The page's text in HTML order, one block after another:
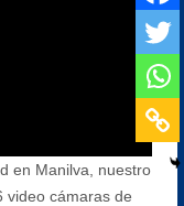
en Manilva, nuestro
video cámaras de